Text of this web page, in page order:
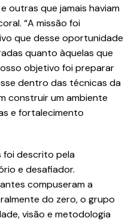
outras que jamais haviam
“A missão foi
que desse oportunidade
quanto àquelas que
objetivo foi preparar
dentro das técnicas da
construir um ambiente
e fortalecimento
foi descrito pela
e desafiador.
compuseram a
do zero, o grupo
visão e metodologia